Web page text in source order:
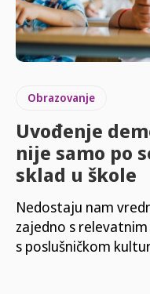
Obrazovanje
Uvođenje
nije samo po
sklad u škole
Nedostaju nam
zajedno s
s poslušničkom